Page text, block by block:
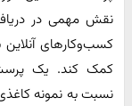
نقش مهمی ‌در
کسب‌وکارهای
کمک کند. یک
نسبت به نمونه